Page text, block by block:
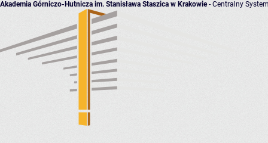
Akademia Górniczo-Hutnicza im. Stanisława Staszica w Krakowie- Centralny